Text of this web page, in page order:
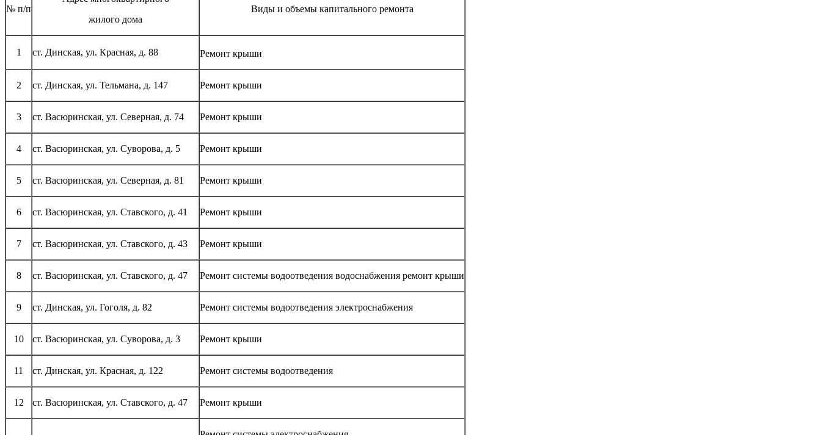
№ п/п
жилого дома
Виды и объемы капитального ремонта
1 ст. Динская, ул. Красная, д. 88 Ремонт крыши
2 ст. Динская, ул. Тельмана, д. 147 Ремонт крыши
3 ст. Васюринская, ул. Северная, д. 74 Ремонт крыши
4 ст. Васюринская, ул. Суворова, д. 5 Ремонт крыши
5 ст. Васюринская, ул. Северная, д. 81 Ремонт крыши
6 ст. Васюринская, ул. Ставского, д. 41 Ремонт крыши
7 ст. Васюринская, ул. Ставского, д. 43 Ремонт крыши
8 ст. Васюринская, ул. Ставского, д. 47 Ремонт системы водоотведения водоснабжения ремонт крыши
9 ст. Динская, ул. Гоголя, д. 82 Ремонт системы водоотведения электроснабжения
10 ст. Васюринская, ул. Суворова, д. 3 Ремонт крыши
11 ст. Динская, ул. Красная, д. 122 Ремонт системы водоотведения
12 ст. Васюринская, ул. Ставского, д. 47 Ремонт крыши